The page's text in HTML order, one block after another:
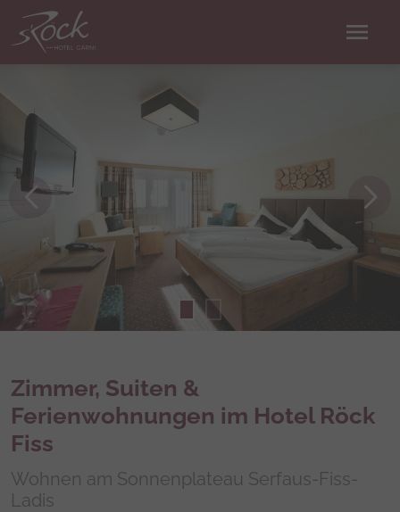
menu
Zimmer, Suiten &
Ferienwohnungen im Hotel Röck
Fiss
Wohnen am Sonnenplateau Serfaus-Fiss-
Ladis